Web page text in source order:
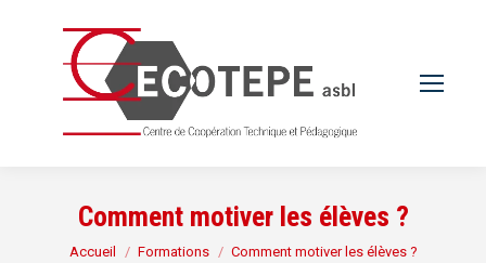
Comment motiver les élèves ?
Vous êtes ici :
Accueil Formations Comment motiver les élèves ?